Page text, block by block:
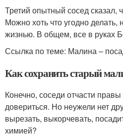
Третий опытный сосед сказал,
Можно хоть что угодно делать,
жизнью. В общем, все в руках
Ссылка по теме: Малина –
Как сохранить старый
Конечно, соседи отчасти
довериться. Но неужели нет
вырезать, выкорчевать,
химией?